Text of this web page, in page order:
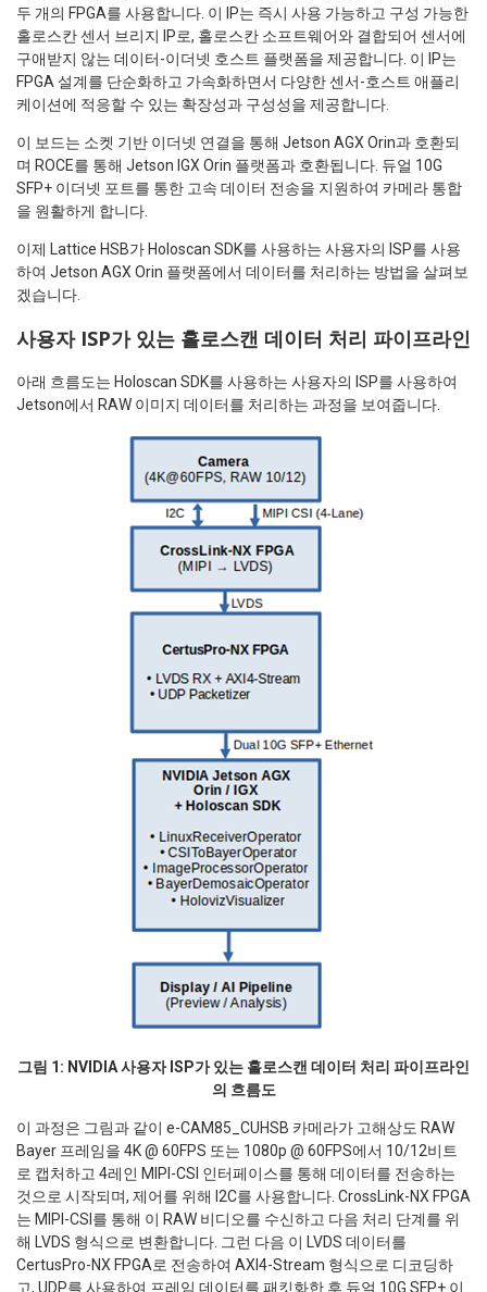
두 개의 FPGA를 사용합니다. 이 IP는 즉시 사용 가능하고 구성 가능한
홀로스칸 센서 브리지 IP로, 홀로스칸 소프트웨어와 결합되어 센서에
구애받지 않는 데이터-이더넷 호스트 플랫폼을 제공합니다. 이 IP는
FPGA 설계를 단순화하고 가속화하면서 다양한 센서-호스트 애플리
케이션에 적응할 수 있는 확장성과 구성성을 제공합니다.
이 보드는 소켓 기반 이더넷 연결을 통해 Jetson AGX Orin과 호환되
며 ROCE를 통해 Jetson IGX Orin 플랫폼과 호환됩니다. 듀얼 10G
SFP+ 이더넷 포트를 통한 고속 데이터 전송을 지원하여 카메라 통합
을 원활하게 합니다.
이제 Lattice HSB가 Holoscan SDK를 사용하는 사용자의 ISP를 사용
하여 Jetson AGX Orin 플랫폼에서 데이터를 처리하는 방법을 살펴보
겠습니다.
사용자 ISP가 있는 홀로스캔 데이터 처리 파이프라인
아래 흐름도는 Holoscan SDK를 사용하는 사용자의 ISP를 사용하여
Jetson에서 RAW 이미지 데이터를 처리하는 과정을 보여줍니다.
그림 1: NVIDIA 사용자 ISP가 있는 홀로스캔 데이터 처리 파이프라인
의 흐름도
이 과정은 그림과 같이 e-CAM85_CUHSB 카메라가 고해상도 RAW
Bayer 프레임을 4K @ 60FPS 또는 1080p @ 60FPS에서 10/12비트
로 캡처하고 4레인 MIPI-CSI 인터페이스를 통해 데이터를 전송하는
것으로 시작되며, 제어를 위해 I2C를 사용합니다. CrossLink-NX FPGA
는 MIPI-CSI를 통해 이 RAW 비디오를 수신하고 다음 처리 단계를 위
해 LVDS 형식으로 변환합니다. 그런 다음 이 LVDS 데이터를
CertusPro-NX FPGA로 전송하여 AXI4-Stream 형식으로 디코딩하
고, UDP를 사용하여 프레임 데이터를 패킷화한 후 듀얼 10G SFP+ 이